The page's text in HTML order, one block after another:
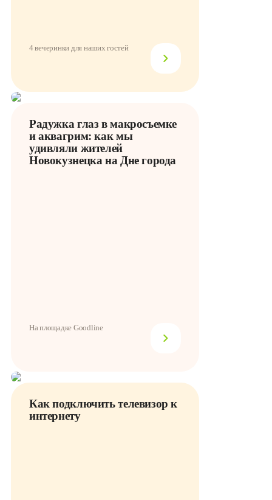
4 вечеринки для наших гостей
Радужка глаз в макросъемке
и аквагрим: как мы
удивляли жителей
Новокузнецка на Дне города
На площадке Goodline
Как подключить телевизор к
интернету